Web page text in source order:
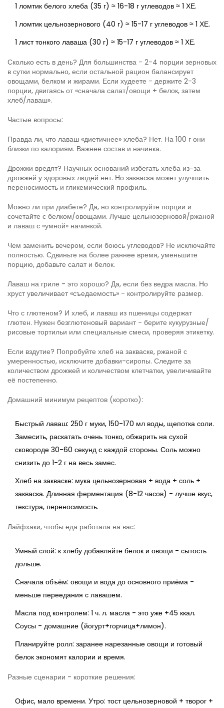
1 ломтик белого хлеба (35 г) ≈ 16-18 г углеводов ≈ 1 ХЕ.
1 ломтик цельнозернового (40 г) ≈ 15-17 г углеводов ≈ 1 ХЕ.
1 лист тонкого лаваша (30 г) ≈ 15-17 г углеводов ≈ 1 ХЕ.
Сколько есть в день? Для большинства - 2-4 порции зерновых
в сутки нормально, если остальной рацион балансирует
овощами, белком и жирами. Если худеете - держите 2-3
порции, двигаясь от «сначала салат/овощи + белок, затем
хлеб/лаваш».
Частые вопросы:
Правда ли, что лаваш «диетичнее» хлеба? Нет. На 100 г они
близки по калориям. Важнее состав и начинка.
Дрожжи вредят? Научных оснований избегать хлеба из-за
дрожжей у здоровых людей нет. Но закваска может улучшить
переносимость и гликемический профиль.
Можно ли при диабете? Да, но контролируйте порции и
сочетайте с белком/овощами. Лучше цельнозерновой/ржаной
и лаваш с «умной» начинкой.
Чем заменить вечером, если боюсь углеводов? Не исключайте
полностью. Сдвиньте на более раннее время, уменьшите
порцию, добавьте салат и белок.
Лаваш на гриле - это хорошо? Да, если без ведра масла. Но
хруст увеличивает «съедаемость» - контролируйте размер.
Что с глютеном? И хлеб, и лаваш из пшеницы содержат
глютен. Нужен безглютеновый вариант - берите кукурузные/
рисовые тортильи или специальные смеси, проверяя этикетку.
Если вздутие? Попробуйте хлеб на закваске, ржаной с
умеренностью, исключите добавки-сиропы. Следите за
количеством дрожжей и количеством клетчатки, увеличивайте
её постепенно.
Домашний минимум рецептов (коротко):
Быстрый лаваш: 250 г муки, 150-170 мл воды, щепотка соли.
Замесить, раскатать очень тонко, обжарить на сухой
сковороде 30-60 секунд с каждой стороны. Соль можно
снизить до 1-2 г на весь замес.
Хлеб на закваске: мука цельнозерновая + вода + соль +
закваска. Длинная ферментация (8-12 часов) - лучше вкус,
текстура, переносимость.
Лайфхаки, чтобы еда работала на вас:
Умный слой: к хлебу добавляйте белок и овощи - сытость
дольше.
Сначала объём: овощи и вода до основного приёма -
меньше переедания с лавашем.
Масла под контролем: 1 ч. л. масла - это уже +45 ккал.
Соусы - домашние (йогурт+горчица+лимон).
Планируйте ролл: заранее нарезанные овощи и готовый
белок экономят калории и время.
Разные сценарии - короткие решения:
Офис, мало времени. Утро: тост цельнозерновой + творог +